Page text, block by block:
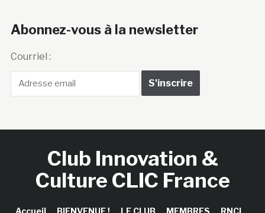
Abonnez-vous à la newsletter
Courriel :
Club Innovation &
Culture CLIC France
Accueil BIENVENUE ! LE CLUB MEMBRES RNCI